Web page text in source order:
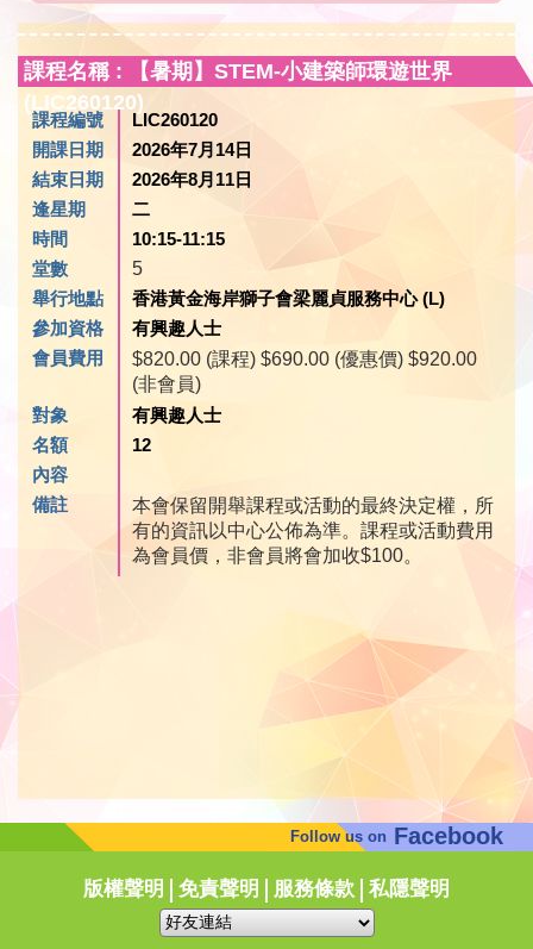
課程名稱 : 【暑期】STEM-小建築師環遊世界
(LIC260120)
課程編號
LIC260120
開課日期
2026年7月14日
結束日期
2026年8月11日
逢星期
二
時間
10:15-11:15
堂數
5
舉行地點
香港黃金海岸獅子會梁麗貞服務中心 (L)
參加資格
有興趣人士
會員費用
$820.00 (課程) $690.00 (優惠價) $920.00
(非會員)
對象
有興趣人士
名額
12
內容
備註
本會保留開舉課程或活動的最終決定權，所
有的資訊以中心公佈為準。課程或活動費用
為會員價，非會員將會加收$100。
Follow us on Facebook
版權聲明 免責聲明 服務條款 私隱聲明